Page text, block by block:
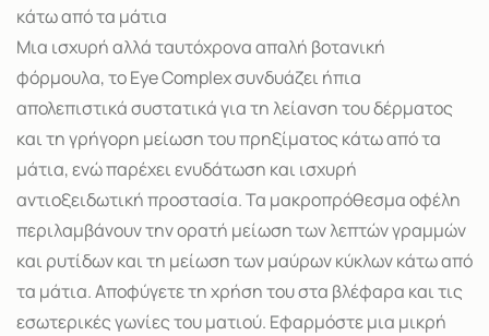
κάτω από τα μάτια
Μια ισχυρή αλλά ταυτόχρονα απαλή βοτανική
φόρμουλα, το Eye Complex συνδυάζει ήπια
απολεπιστικά συστατικά για τη λείανση του δέρματος
και τη γρήγορη μείωση του πρηξίματος κάτω από τα
μάτια, ενώ παρέχει ενυδάτωση και ισχυρή
αντιοξειδωτική προστασία. Τα μακροπρόθεσμα οφέλη
περιλαμβάνουν την ορατή μείωση των λεπτών γραμμών
και ρυτίδων και τη μείωση των μαύρων κύκλων κάτω από
τα μάτια. Αποφύγετε τη χρήση του στα βλέφαρα και τις
εσωτερικές γωνίες του ματιού. Εφαρμόστε μια μικρή